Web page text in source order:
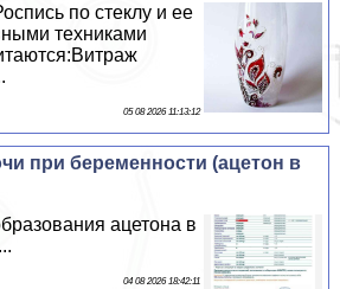
по стеклу и ее
техниками
05 08 2026 11:13:12
при беременности (ацетон в
ацетона в
04 08 2026 18:42:11